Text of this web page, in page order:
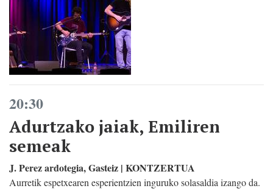
20:30
Adurtzako jaiak, Emiliren
semeak
J. Perez ardotegia, Gasteiz | KONTZERTUA
Aurretik espetxearen esperientzien inguruko solasaldia izango da.